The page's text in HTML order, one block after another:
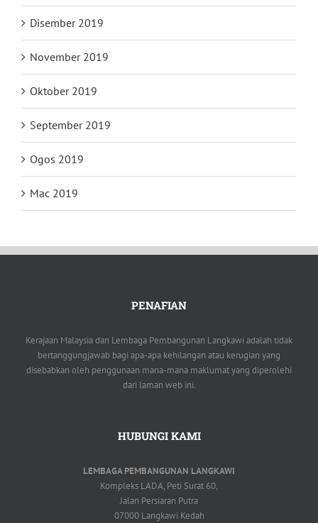
Disember 2019
November 2019
Oktober 2019
September 2019
Ogos 2019
Mac 2019
PENAFIAN
Kerajaan Malaysia dan Lembaga Pembangunan Langkawi adalah tidak
bertanggungjawab bagi apa-apa kehilangan atau kerugian yang
disebabkan oleh penggunaan mana-mana maklumat yang diperolehi
dari laman web ini.
HUBUNGI KAMI
LEMBAGA PEMBANGUNAN LANGKAWI
Kompleks LADA, Peti Surat 60,
Jalan Persiaran Putra
07000 Langkawi Kedah